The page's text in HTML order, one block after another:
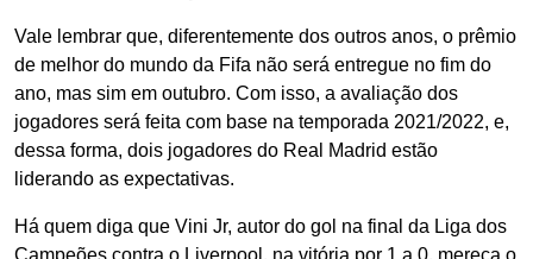
Vale lembrar que, diferentemente dos outros anos, o prêmio
de melhor do mundo da Fifa não será entregue no fim do
ano, mas sim em outubro. Com isso, a avaliação dos
jogadores será feita com base na temporada 2021/2022, e,
dessa forma, dois jogadores do Real Madrid estão
liderando as expectativas.
Há quem diga que Vini Jr, autor do gol na final da Liga dos
Campeões contra o Liverpool, na vitória por 1 a 0, mereça o